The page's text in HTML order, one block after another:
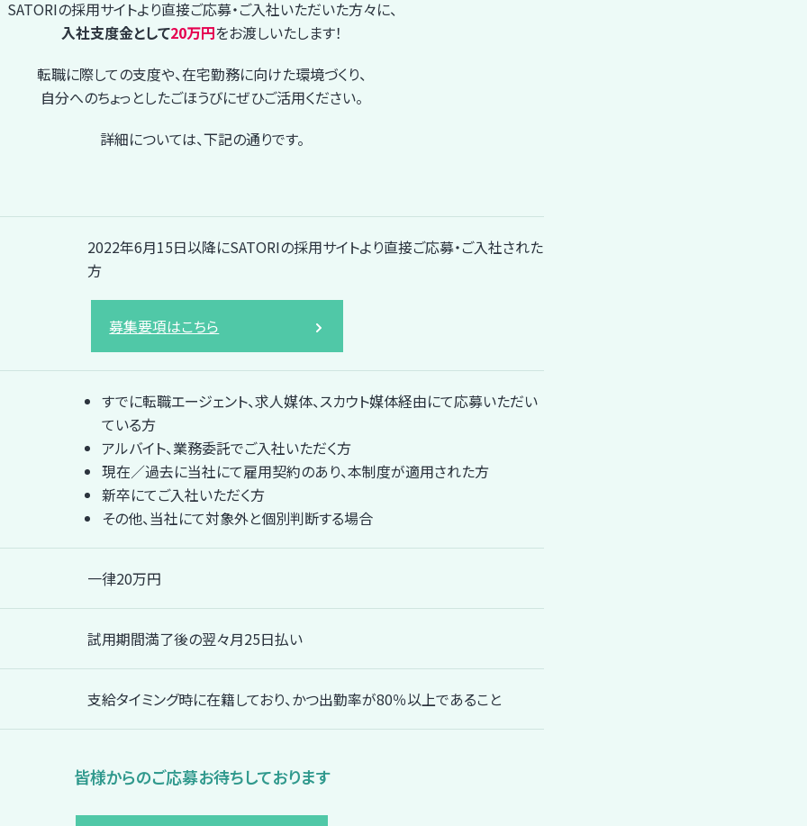
SATORIの採用サイトより直接ご応募・ご入社いただいた方々に、
入社支度金として20万円をお渡しいたします！
転職に際しての支度や、在宅勤務に向けた環境づくり、
自分へのちょっとしたごほうびにぜひご活用ください。
詳細については、下記の通りです。
2022年6月15日以降にSATORIの採用サイトより直接ご応募・ご入社された
方
募集要項はこちら
すでに転職エージェント、求人媒体、スカウト媒体経由にて応募いただい
ている方
アルバイト、業務委託でご入社いただく方
現在／過去に当社にて雇用契約のあり、本制度が適用された方
新卒にてご入社いただく方
その他、当社にて対象外と個別判断する場合
一律20万円
試用期間満了後の翌々月25日払い
支給タイミング時に在籍しており、かつ出勤率が80％以上であること
皆様からのご応募お待ちしております